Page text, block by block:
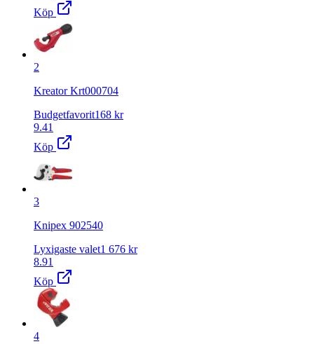
Köp
2
Kreator Krt000704
Budgetfavorit168 kr
9.41
Köp
3
Knipex 902540
Lyxigaste valet1 676 kr
8.91
Köp
4